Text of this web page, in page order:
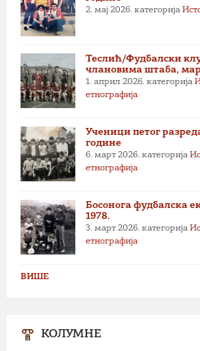
2. мај 2026. категорија
Теслић/Фудбалски
члановима штаба,
1. април 2026. категорија
етнографија
Ученици петог
године
6. март 2026. категорија
етнографија
Босонога фудбалска
1978.
3. март 2026. категорија
етнографија
ВИШЕ
КОЛУМНЕ